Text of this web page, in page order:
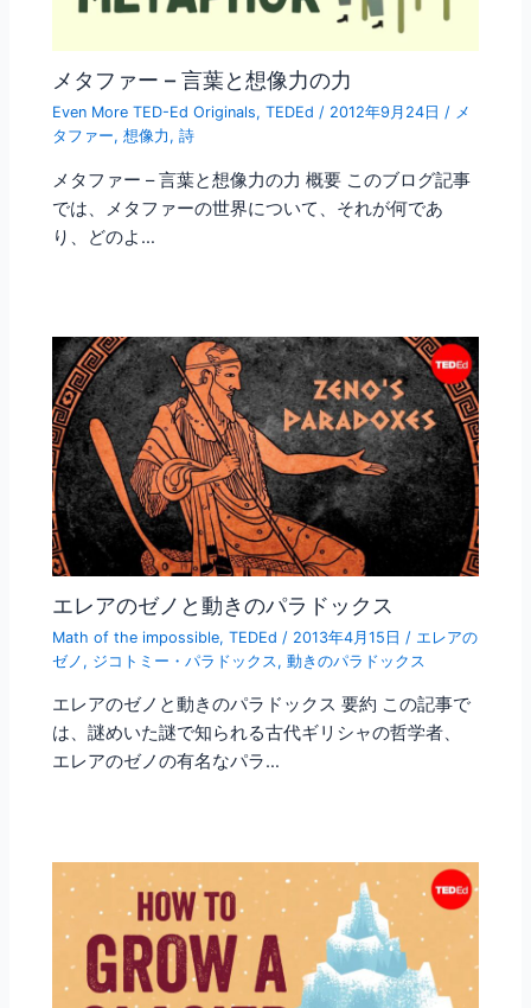
メタファー – 言葉と想像力の力
Even More TED-Ed Originals,TEDEd / 2012年9月24日/ メ
タファー,想像力 ,詩
メタファー – 言葉と想像力の力 概要 このブログ記事
では、メタファーの世界について、それが何であ
り、どのよ…
エレアのゼノと動きのパラドックス
Math of the impossible,TEDEd / 2013年4月15日 / エレアの
ゼノ , ジコトミー・パラドックス ,動きのパラドックス
エレアのゼノと動きのパラドックス 要約 この記事で
は、謎めいた謎で知られる古代ギリシャの哲学者、
エレアのゼノの有名なパラ…